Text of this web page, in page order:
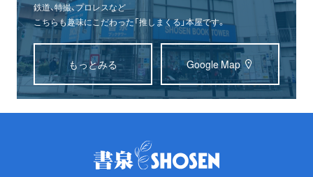
鉄道、特撮、プロレスなど
こちらも趣味にこだわった「推しまくる」本屋です。
もっとみる Google Map